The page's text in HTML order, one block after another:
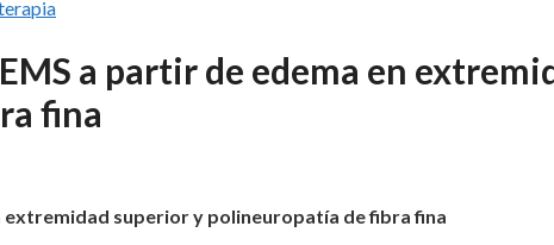
a partir de edema en
fina
extremidad superior y polineuropatía de fibra fina